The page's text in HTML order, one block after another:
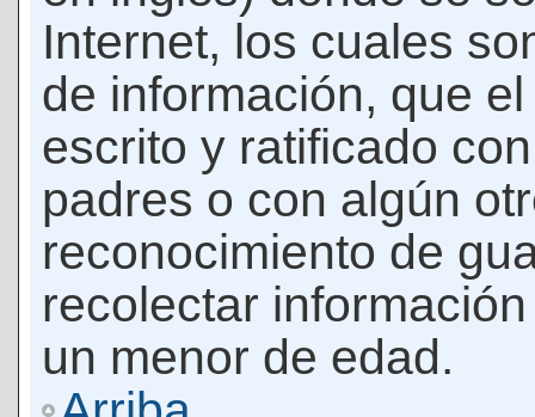
Internet, los cuales
de información, que
escrito y ratificado
padres o con algún
reconocimiento de
recolectar
un menor de edad.